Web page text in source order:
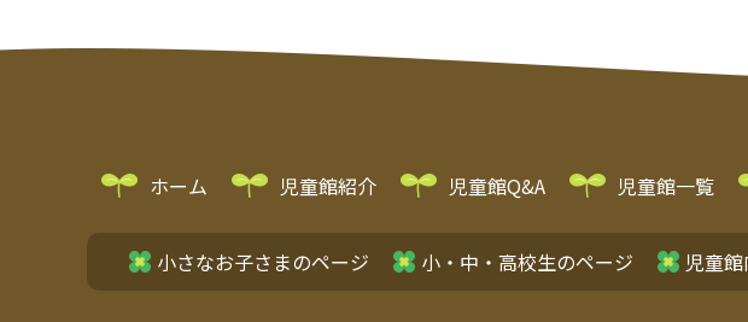
ホーム 児童館紹介 児童館Q&A 児童館一覧
小さなお子さまのページ 小・中・高校生のページ 児童